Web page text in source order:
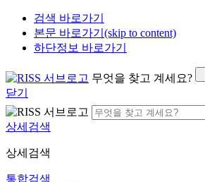
검색 바로가기
본문 바로가기(skip to content)
하단정보 바로가기
무엇을 찾고 계세요?
닫기
상세검색
상세검색
통합검색